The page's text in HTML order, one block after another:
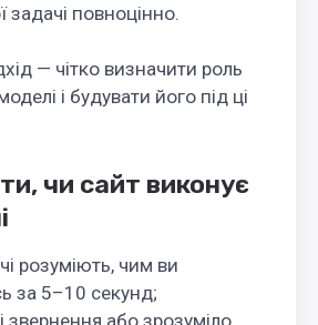
повноцінно.
— чітко визначити роль
і будувати його під ці
чи сайт виконує
розуміють, чим ви
за 5–10 секунд;